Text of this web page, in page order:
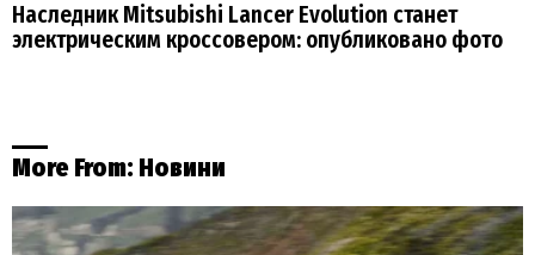
Наследник Mitsubishi Lancer Evolution станет
электрическим кроссовером: опубликовано фото
More From: Новини